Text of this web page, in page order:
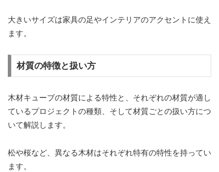
大きいサイズは家具の足やインテリアのアクセントに使え
ます。
材質の特徴と扱い方
木材キューブの材質による特性と、それぞれの材質が適し
ているプロジェクトの種類、そして材質ごとの扱い方につ
いて解説します。
松や桜など、異なる木材はそれぞれ特有の特性を持ってい
ます。